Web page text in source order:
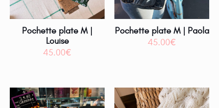
Pochette plate M |
Louise
45.00€
Pochette plate M | Paola
45.00€